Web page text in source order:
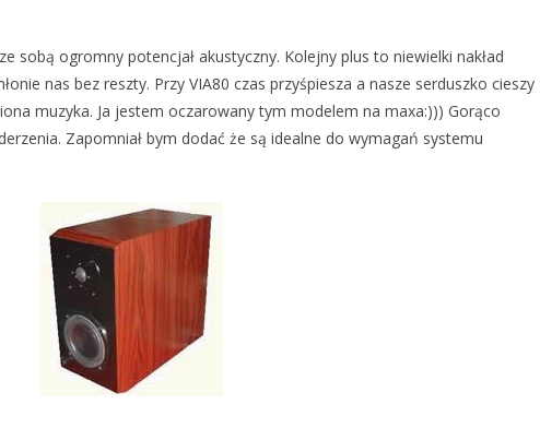
sobą ogromny potencjał akustyczny. Kolejny plus to niewielki nakład
nas bez reszty. Przy VIA80 czas przyśpiesza a nasze serduszko cieszy
muzyka. Ja jestem oczarowany tym modelem na maxa:))) Gorąco
Zapomniał bym dodać że są idealne do wymagań systemu